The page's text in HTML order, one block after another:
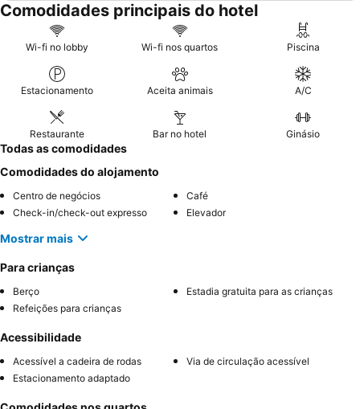
Comodidades principais do hotel
Wi-fi no lobby Wi-fi nos quartos Piscina
Estacionamento Aceita animais A/C
Restaurante Bar no hotel Ginásio
Todas as comodidades
Comodidades do alojamento
Centro de negócios
Café
Check-in/check-out expresso
Elevador
Mostrar mais
Para crianças
Berço
Estadia gratuita para as crianças
Refeições para crianças
Acessibilidade
Acessível a cadeira de rodas
Via de circulação acessível
Estacionamento adaptado